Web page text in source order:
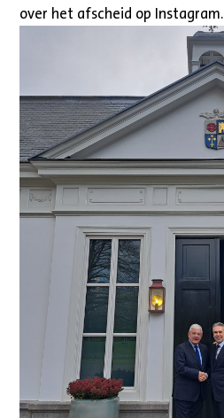
over het afscheid op Instagram.